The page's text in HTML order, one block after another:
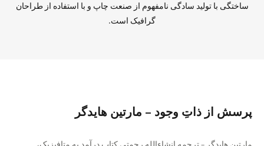
ساختگی با تولید سادگی نامفهوم از صنعت چاپ و با استفاده از طراحان
گرافیک است.
پرسش از ذاتِ وجود – مارتین هایدگر